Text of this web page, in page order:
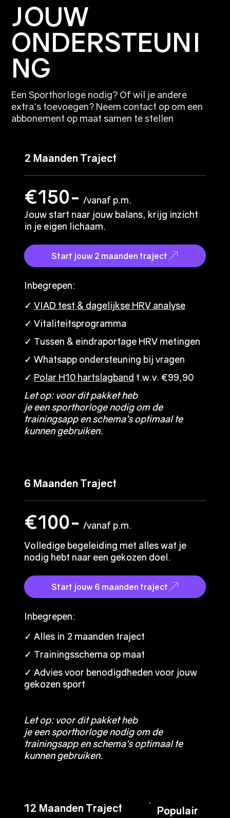
2 Maanden Traject
€150- /vanaf p.m.
Jouw start naar jouw balans, krijg inzicht
in je eigen lichaam.
Start jouw 2 maanden traject
Inbegrepen:
✓ VIAD test & dagelijkse HRV analyse
✓ Vitaliteitsprogramma
✓ Tussen & eindraportage HRV metingen
✓ Whatsapp ondersteuning bij vragen
✓ Polar H10 hartslagband t.w.v. €99,90
Let op: voor dit pakket heb
je eensporthorlogenodig om de
trainingsapp en schema’s optimaal te
kunnen gebruiken.
6 Maanden Traject
€100- /vanaf p.m.
Volledige begeleiding met alles wat je
nodig hebt naar een gekozen doel.
Start jouw 6 maanden traject
Inbegrepen:
✓ Alles in 2 maanden traject
✓ Trainingsschema op maat
✓ Advies voor benodigdheden voor jouw
gekozen sport
Let op: voor dit pakket heb
je eensporthorlogenodig om de
trainingsapp en schema’s optimaal te
kunnen gebruiken.
12 Maanden Traject Populair
JOUW
ONDERSTEUNI
NG
Een Sporthorloge nodig? Of wil je andere
extra's toevoegen? Neem contact op om een
abbonement op maat samen te stellen
2 Maanden Traject
€150- /vanaf p.m.
Jouw start naar jouw balans, krijg inzicht
in je eigen lichaam.
Start jouw 2 maanden traject
Inbegrepen:
✓ VIAD test & dagelijkse HRV analyse
✓ Vitaliteitsprogramma
✓ Tussen & eindraportage HRV metingen
✓ Whatsapp ondersteuning bij vragen
✓ Polar H10 hartslagband t.w.v. €99,90
Let op: voor dit pakket heb
je eensporthorlogenodig om de
trainingsapp en schema’s optimaal te
kunnen gebruiken.
6 Maanden Traject
€100- /vanaf p.m.
Volledige begeleiding met alles wat je
nodig hebt naar een gekozen doel.
Start jouw 6 maanden traject
Inbegrepen:
✓ Alles in 2 maanden traject
✓ Trainingsschema op maat
✓ Advies voor benodigdheden voor jouw
gekozen sport
Let op: voor dit pakket heb
je eensporthorlogenodig om de
trainingsapp en schema’s optimaal te
kunnen gebruiken.
12 Maanden Traject Populair